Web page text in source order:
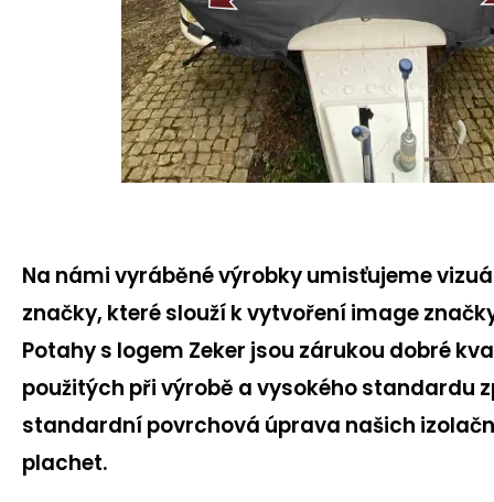
Na námi vyráběné výrobky umisťujeme
značky, které slouží k vytvoření image
Potahy s logem Zeker jsou zárukou dobré
použitých při výrobě a vysokého standardu
standardní povrchová úprava našich
plachet.